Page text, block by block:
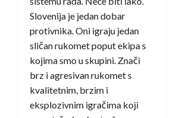
Slovenija je jedan dobar
protivnika. Oni igraju jedan
sličan rukomet poput ekipa s
kojima smo u skupini. Znači
brz i agresivan rukomet s
kvalitetnim, brzim i
eksplozivnim igračima koji